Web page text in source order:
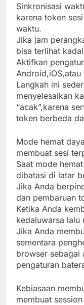
Sinkronisasi
karena token
waktu.
Jika jam
bisa terlihat
Aktifkan
Langkah ini
menyelesaikan
“acak”,karena
token berbeda
Mode hemat
membuat sesi
Saat mode
dibatasi di latar
Jika Anda
dan pembaruan
Ketika Anda
kedaluwarsa lalu
Jika Anda
sementara
browser sebagai
pengaturan
Kebiasaan
membuat